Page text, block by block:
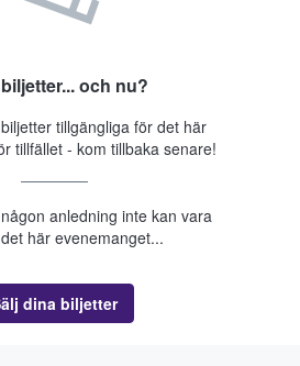
och nu?
tillgängliga för det här
tillfället - kom tillbaka senare!
anledning inte kan vara
här evenemanget...
dina biljetter